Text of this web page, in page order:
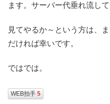
ます。サーバー代垂れ流して
見てやるか～という方は、
だければ幸いです。
ではでは。
WEB拍手 5